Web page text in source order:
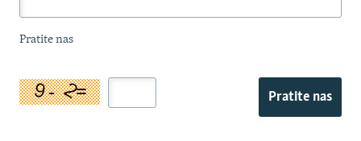
Pratite nas
Pratite nas